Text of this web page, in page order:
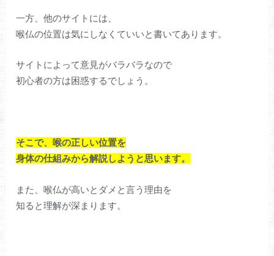
一方、他のサイトには、
喉仏の位置は気にしなくていいと書いてあります。
サイトによって意見がバラバラなので
初心者の方は困惑するでしょう。
そこで、喉の正しい位置を
身体の仕組みから解説しようと思います。
また、喉仏が高いとダメと言う理由を
知ると理解が深まります。